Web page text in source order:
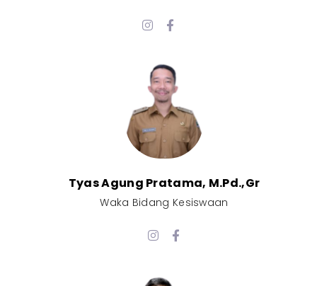
Tyas Agung Pratama, M.Pd.,Gr​
Waka Bidang Kesiswaan​